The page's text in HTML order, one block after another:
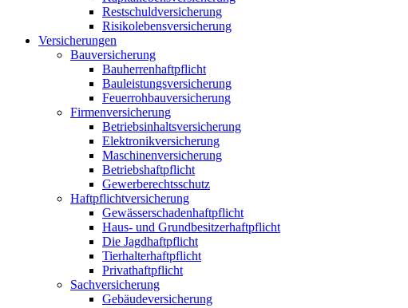
Restschuldversicherung
Risikolebensversicherung
Versicherungen
Bauversicherung
Bauherrenhaftpflicht
Bauleistungsversicherung
Feuerrohbauversicherung
Firmenversicherung
Betriebsinhaltsversicherung
Elektronikversicherung
Maschinenversicherung
Betriebshaftpflicht
Gewerberechtsschutz
Haftpflichtversicherung
Gewässerschadenhaftpflicht
Haus- und Grundbesitzerhaftpflicht
Die Jagdhaftpflicht
Tierhalterhaftpflicht
Privathaftpflicht
Sachversicherung
Gebäudeversicherung